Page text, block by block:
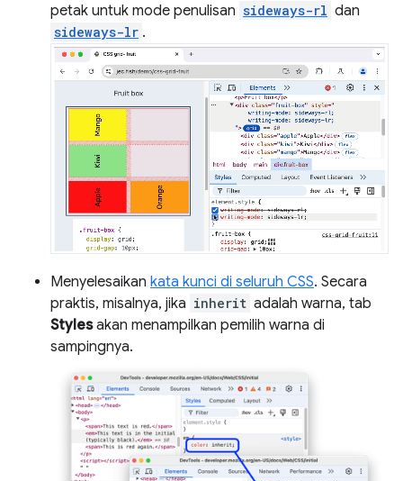
petak untuk mode penulisan sideways-rl dan
sideways-lr .
Menyelesaikan kata kunci di seluruh CSS. Secara
praktis, misalnya, jika inherit adalah warna, tab
Stylesakan menampilkan pemilih warna di
sampingnya.